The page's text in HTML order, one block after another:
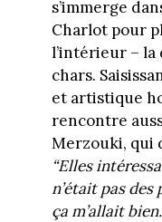
s’immerge
Charlot pour
l’intérieur – la
chars.
et artistique
rencontre
Merzouki, qui
“Elles
n’était pas
ça m’allait